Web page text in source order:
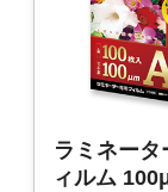
ラミネータ
ィルム